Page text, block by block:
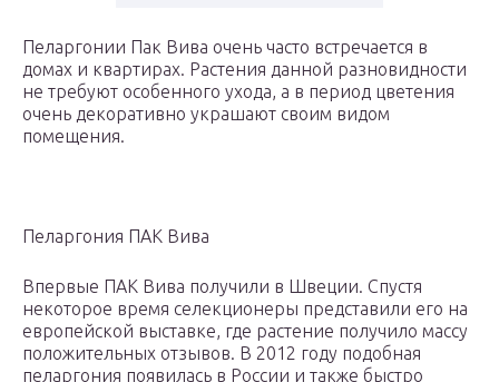
Пеларгонии Пак Вива очень часто встречается в
домах и квартирах. Растения данной разновидности
не требуют особенного ухода, а в период цветения
очень декоративно украшают своим видом
помещения.
Пеларгония ПАК Вива
Впервые ПАК Вива получили в Швеции. Спустя
некоторое время селекционеры представили его на
европейской выставке, где растение получило массу
положительных отзывов. В 2012 году подобная
пеларгония появилась в России и также быстро